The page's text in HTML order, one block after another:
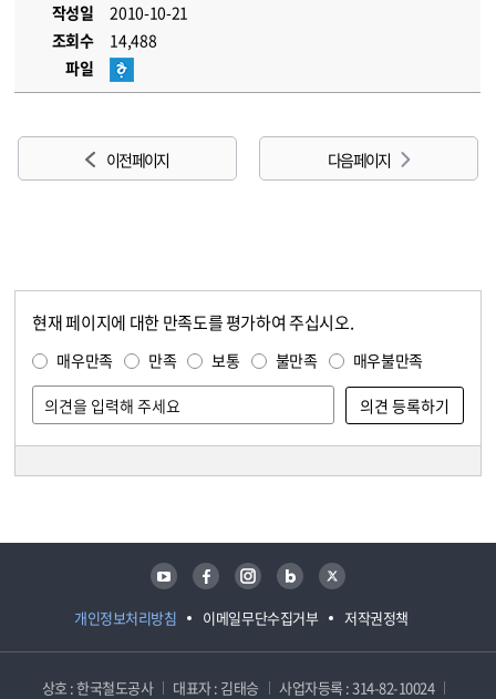
작성일
2010-10-21
조회수
14,488
파일
이전 페이지 다음 페이지
현재 페이지에 대한 만족도를 평가하여 주십시오.
매우만족 만족 보통 불만족 매우불만족
개인정보처리방침 이메일무단수집거부 저작권정책
유튜브 페이스북 인스타그램 블로그 트위터
상호 : 한국철도공사 대표자 : 김태승
사업자등록 : 314-82-10024